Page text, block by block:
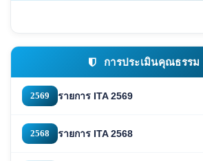
การประเมินคุณธรรม
2569 รายการ ITA 2569
2568 รายการ ITA 2568